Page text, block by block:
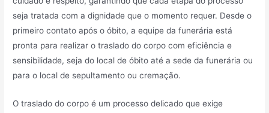
seja tratada com a dignidade que o momento requer. Desde o
primeiro contato após o óbito, a equipe da funerária está
pronta para realizar o traslado do corpo com eficiência e
sensibilidade, seja do local de óbito até a sede da funerária ou
para o local de sepultamento ou cremação.
O traslado do corpo é um processo delicado que exige